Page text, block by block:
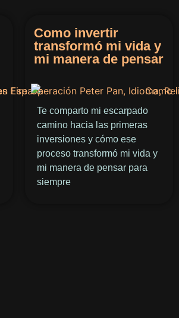
Como invertir
transformó mi vida y
mi manera de pensar
Te comparto mi escarpado
camino hacia las primeras
inversiones y cómo ese
proceso transformó mi vida y
mi manera de pensar para
siempre